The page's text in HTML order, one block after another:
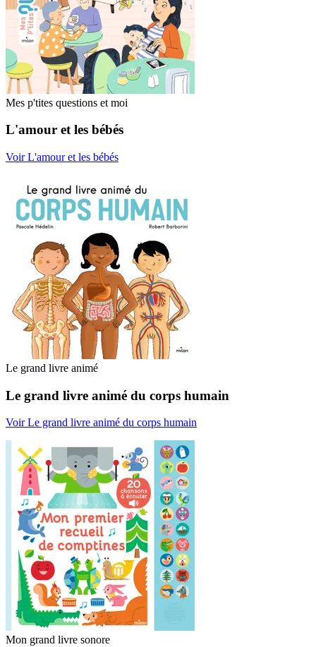
Mes p'tites questions et moi
L'amour et les bébés
Voir L'amour et les bébés
Le grand livre animé
Le grand livre animé du corps humain
Voir Le grand livre animé du corps humain
Mon grand livre sonore